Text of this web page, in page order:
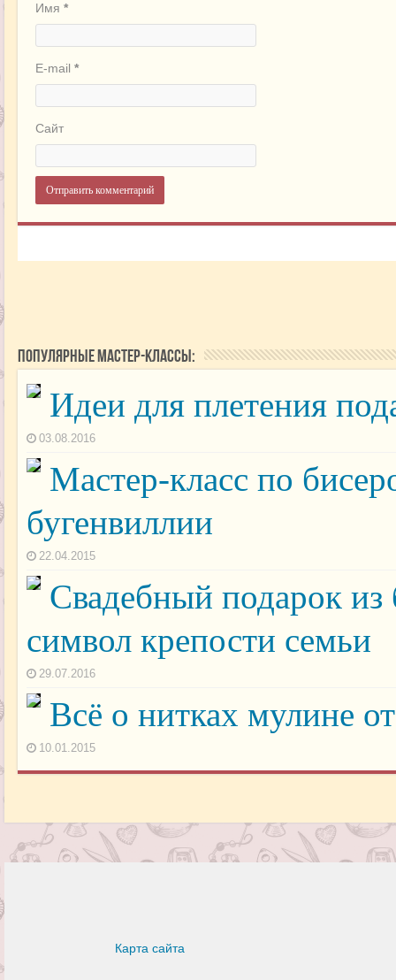
Имя *
E-mail *
Сайт
Популярные мастер-классы:
Идеи для плетения
03.08.2016
Мастер-класс по
бугенвиллии
22.04.2015
Свадебный подарок из
символ крепости семьи
29.07.2016
Всё о нитках мулине
10.01.2015
Карта сайта